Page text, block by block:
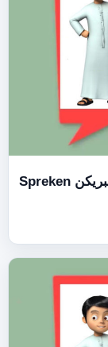
الجزء 5 – بالفيديو تدريب علي امتحان السبريكن Spreken